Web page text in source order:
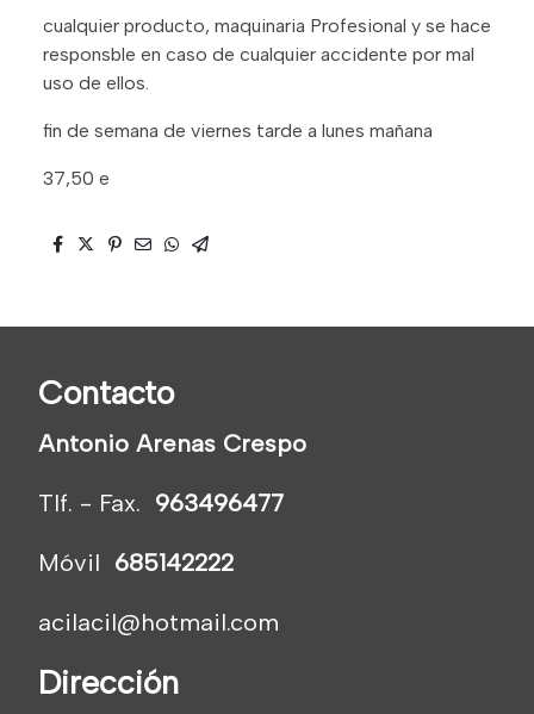
cualquier producto, maquinaria Profesional y se hace
responsble en caso de cualquier accidente por mal
uso de ellos.
fin de semana de viernes tarde a lunes mañana
37,50 e
Contacto
Antonio Arenas Crespo
Tlf. - Fax. 963496477
Móvil 685142222
acilacil@hotmail.com
Dirección